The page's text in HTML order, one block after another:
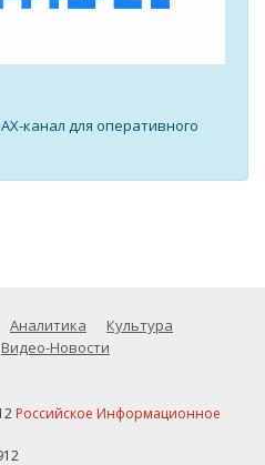
канал для оперативного
Аналитика
Культура
Видео-Новости
Российское Информационное